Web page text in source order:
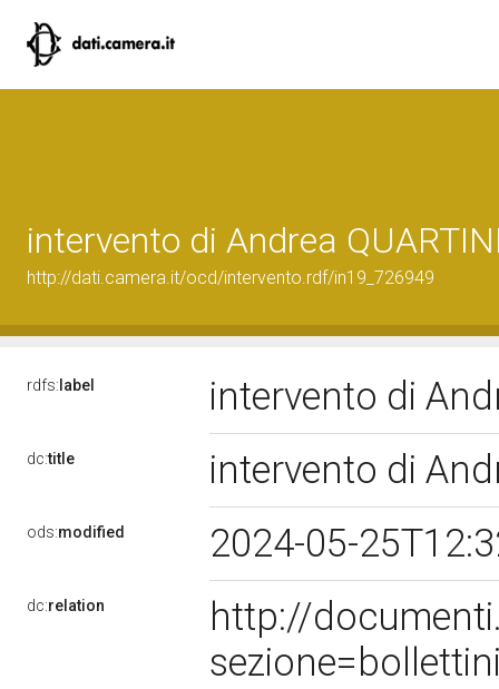
intervento di Andrea
http://dati.camera.it/ocd/intervento.rdf/in19_726949
rdfs: label intervento di
dc:title intervento di
ods:modified 2024-05-
dc:relation
http://